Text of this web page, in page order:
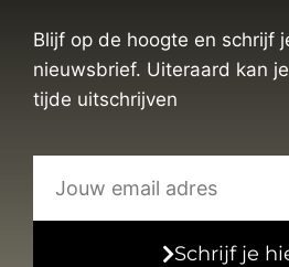
Blijf op de hoogte en schrijf
nieuwsbrief. Uiteraard kan
tijde uitschrijven
Schrijf je